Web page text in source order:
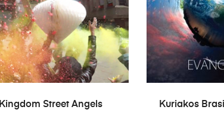
ADICIONAR
Kingdom Street Angels Kuriakos